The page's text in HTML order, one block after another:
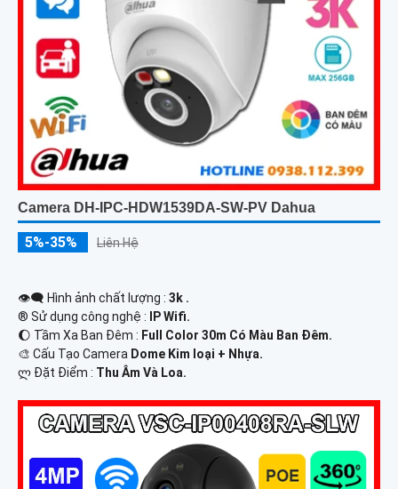
Camera DH-IPC-HDW1539DA-SW-PV Dahua
5%-35% Liên Hệ
👁️‍🗨 Hình ảnh chất lượng : 3k .
®️ Sử dụng công nghệ : IP Wifi.
🌔 Tầm Xa Ban Đêm : Full Color 30m Có Màu Ban Ðêm.
🎨 Cấu Tạo Camera Dome Kim loại + Nhựa.
️ლ Đặt Điểm : Thu Âm Và Loa.